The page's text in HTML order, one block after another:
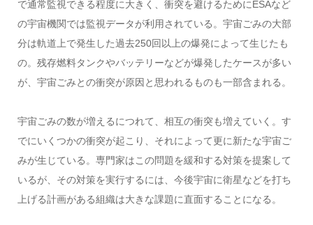
で通常監視できる程度に大きく、衝突を避けるためにESAなど
の宇宙機関では監視データが利用されている。宇宙ごみの大部
分は軌道上で発生した過去250回以上の爆発によって生じたも
の。残存燃料タンクやバッテリーなどが爆発したケースが多い
が、宇宙ごみとの衝突が原因と思われるものも一部含まれる。
宇宙ごみの数が増えるにつれて、相互の衝突も増えていく。す
でにいくつかの衝突が起こり、それによって更に新たな宇宙ご
みが生じている。専門家はこの問題を緩和する対策を提案して
いるが、その対策を実行するには、今後宇宙に衛星などを打ち
上げる計画がある組織は大きな課題に直面することになる。